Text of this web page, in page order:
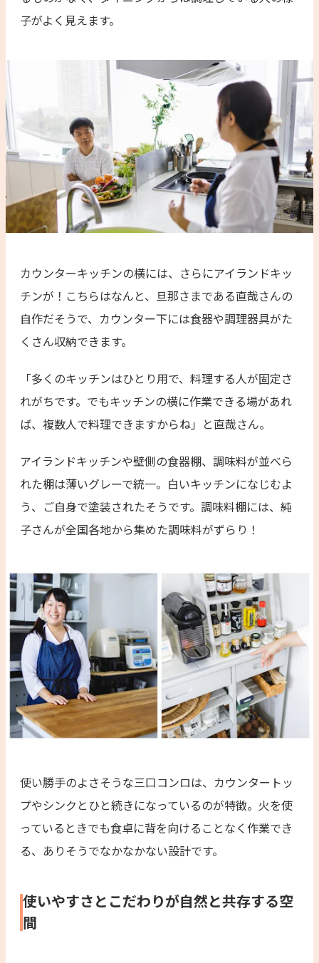
子がよく見えます。
カウンターキッチンの横には、さらにアイランドキッ
チンが！こちらはなんと、旦那さまである直哉さんの
自作だそうで、カウンター下には食器や調理器具がた
くさん収納できます。
「多くのキッチンはひとり用で、料理する人が固定さ
れがちです。でもキッチンの横に作業できる場があれ
ば、複数人で料理できますからね」と直哉さん。
アイランドキッチンや壁側の食器棚、調味料が並べら
れた棚は薄いグレーで統一。白いキッチンになじむよ
う、ご自身で塗装されたそうです。調味料棚には、純
子さんが全国各地から集めた調味料がずらり！
使い勝手のよさそうな三口コンロは、カウンタートッ
プやシンクとひと続きになっているのが特徴。火を使
っているときでも食卓に背を向けることなく作業でき
る、ありそうでなかなかない設計です。
使いやすさとこだわりが自然と共存する空
間